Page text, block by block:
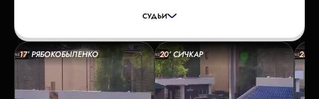
СУДЬИ
РЕЗЕРВНЫЙ СУДЬЯ:ФИЛОНОВ ИВАН
17’ РЯБОКОБЫЛЕНКО 20’ СИЧКАР 25’